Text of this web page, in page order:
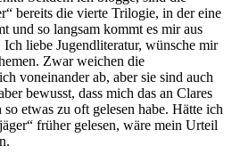
bereits die vierte Trilogie, in der eine
und so langsam kommt es mir aus
liebe Jugendliteratur, wünsche mir
Zwar weichen die
voneinander ab, aber sie sind auch
bewusst, dass mich das an Clares
etwas zu oft gelesen habe. Hätte ich
früher gelesen, wäre mein Urteil